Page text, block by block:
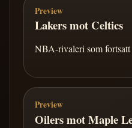
Preview
Lakers mot Celtics
NBA-rivaleri som fortsatt
Preview
Oilers mot Maple